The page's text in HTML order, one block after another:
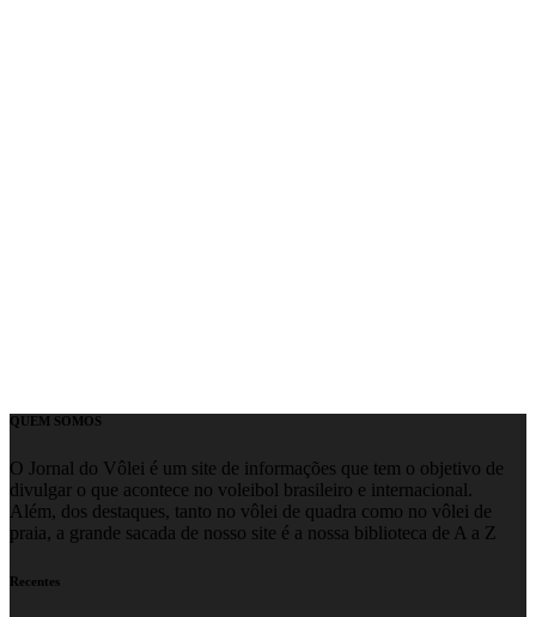
QUEM SOMOS
O Jornal do Vôlei é um site de informações que tem o objetivo de
divulgar o que acontece no voleibol brasileiro e internacional.
Além, dos destaques, tanto no vôlei de quadra como no vôlei de
praia, a grande sacada de nosso site é a nossa biblioteca de A a Z
Recentes